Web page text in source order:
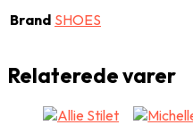
Brand SHOES
Relaterede varer